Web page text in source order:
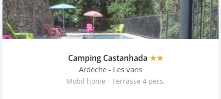
Camping Castanhada ★★
Ardèche - Les vans
Mobil home - Terrasse 4 pers.